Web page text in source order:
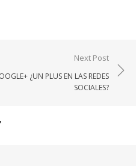
Next Post
¿UN PLUS EN LAS REDES
SOCIALES?